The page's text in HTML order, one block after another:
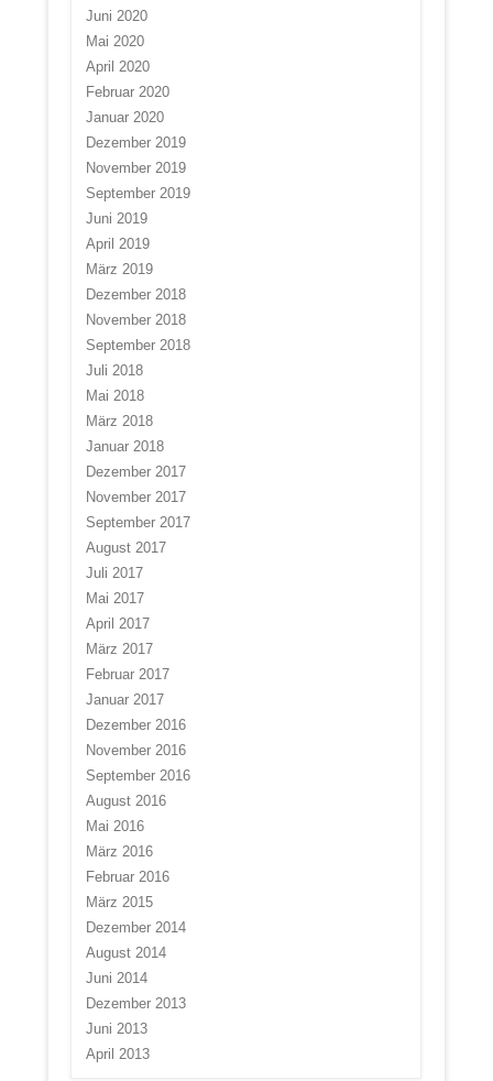
Juni 2020
Mai 2020
April 2020
Februar 2020
Januar 2020
Dezember 2019
November 2019
September 2019
Juni 2019
April 2019
März 2019
Dezember 2018
November 2018
September 2018
Juli 2018
Mai 2018
März 2018
Januar 2018
Dezember 2017
November 2017
September 2017
August 2017
Juli 2017
Mai 2017
April 2017
März 2017
Februar 2017
Januar 2017
Dezember 2016
November 2016
September 2016
August 2016
Mai 2016
März 2016
Februar 2016
März 2015
Dezember 2014
August 2014
Juni 2014
Dezember 2013
Juni 2013
April 2013